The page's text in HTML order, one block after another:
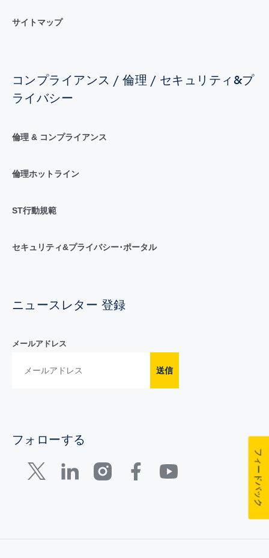
サイトマップ
コンプライアンス / 倫理 / セキュリティ&プ
ライバシー
倫理 & コンプライアンス
倫理ホットライン
ST行動規範
セキュリティ&プライバシー･ポータル
ニュースレター 登録
メールアドレス
送信
フォローする
フィードバック